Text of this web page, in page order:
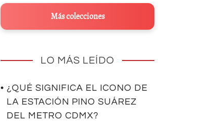
Más colecciones
LO MÁS LEÍDO
• ¿QUÉ SIGNIFICA EL ICONO DE
LA ESTACIÓN PINO SUÁREZ
DEL METRO CDMX?